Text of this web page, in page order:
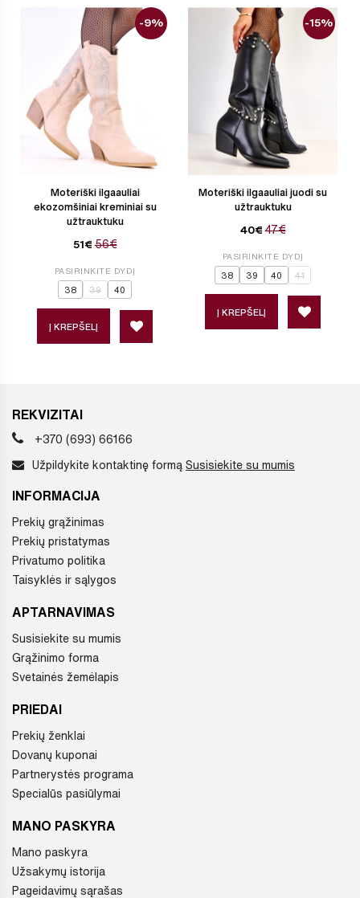
Moteriški ilgaauliai
ekozomšiniai kreminiai su
užtrauktuku
51€ 56€
-9%
PASIRINKITE DYDĮ
38 39 40
Į KREPŠELĮ
Moteriški ilgaauliai juodi su
užtrauktuku
40€ 47€
-15%
PASIRINKITE DYDĮ
38 39 40 41
Į KREPŠELĮ
REKVIZITAI
+370 (693) 66166
Užpildykite kontaktinę formą Susisiekite su mumis
INFORMACIJA
Prekių grąžinimas
Prekių pristatymas
Privatumo politika
Taisyklės ir sąlygos
APTARNAVIMAS
Susisiekite su mumis
Grąžinimo forma
Svetainės žemėlapis
PRIEDAI
Prekių ženklai
Dovanų kuponai
Partnerystės programa
Specialūs pasiūlymai
MANO PASKYRA
Mano paskyra
Užsakymų istorija
Pageidavimų sąrašas